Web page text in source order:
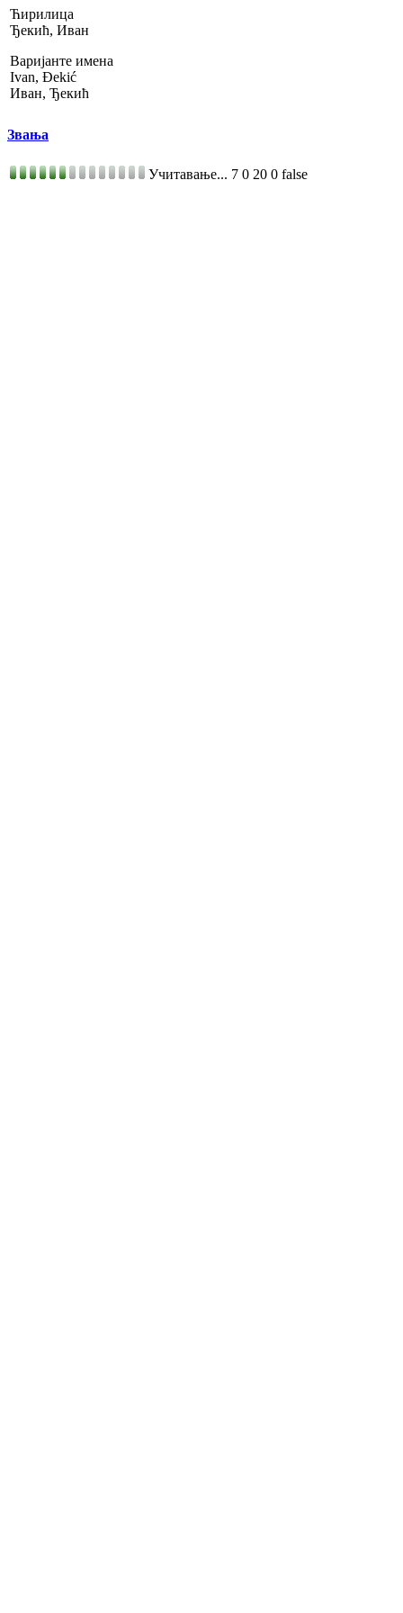
Ћирилица
Ђекић, Иван
Варијанте имена
Ivan, Đekić
Иван, Ђекић
Звања
Учитавање... 7 0 20 0 false